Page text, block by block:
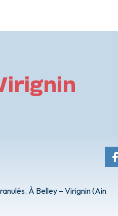
À Belley – Virignin (Ain